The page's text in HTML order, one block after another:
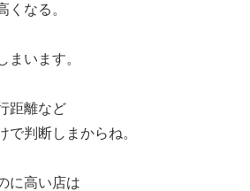
くなる。
まいます。
距離など
で判断しまからね。
に高い店は